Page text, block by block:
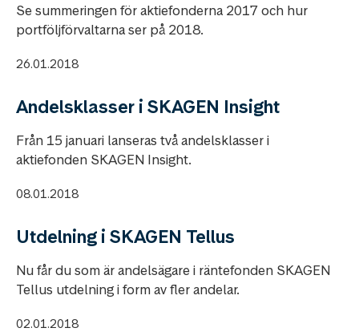
Se summeringen för aktiefonderna 2017 och hur
portföljförvaltarna ser på 2018.
26.01.2018
Andelsklasser i SKAGEN Insight
Från 15 januari lanseras två andelsklasser i
aktiefonden SKAGEN Insight.
08.01.2018
Utdelning i SKAGEN Tellus
Nu får du som är andelsägare i räntefonden SKAGEN
Tellus utdelning i form av fler andelar.
02.01.2018